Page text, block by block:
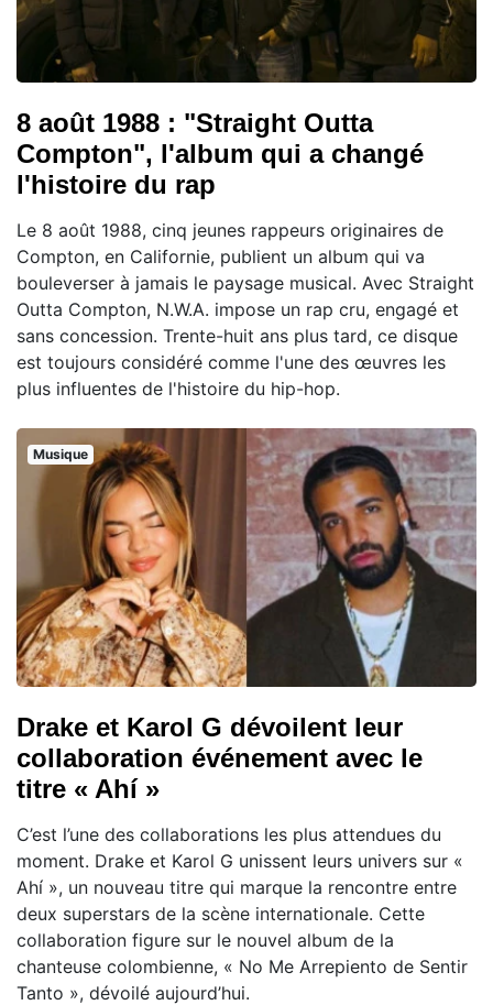
8 août 1988 : "Straight Outta
Compton", l'album qui a changé
l'histoire du rap
Le 8 août 1988, cinq jeunes rappeurs originaires de
Compton, en Californie, publient un album qui va
bouleverser à jamais le paysage musical. Avec Straight
Outta Compton, N.W.A. impose un rap cru, engagé et
sans concession. Trente-huit ans plus tard, ce disque
est toujours considéré comme l'une des œuvres les
plus influentes de l'histoire du hip-hop.
Musique
Drake et Karol G dévoilent leur
collaboration événement avec le
titre « Ahí »
C’est l’une des collaborations les plus attendues du
moment. Drake et Karol G unissent leurs univers sur «
Ahí », un nouveau titre qui marque la rencontre entre
deux superstars de la scène internationale. Cette
collaboration figure sur le nouvel album de la
chanteuse colombienne, « No Me Arrepiento de Sentir
Tanto », dévoilé aujourd’hui.